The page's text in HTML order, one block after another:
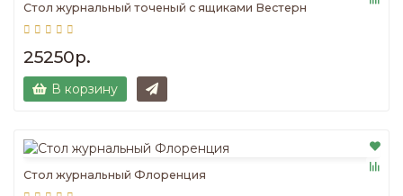
Стол журнальный точеный с ящиками Вестерн
25250р.
В корзину
Стол журнальный Флоренция